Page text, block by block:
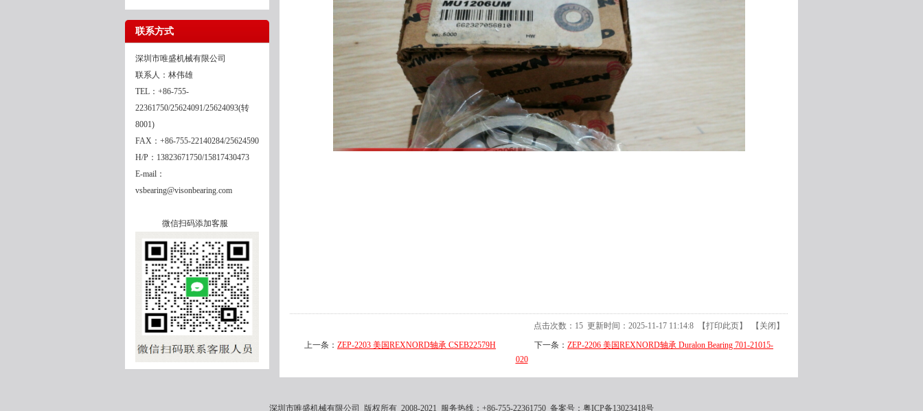
联系方式
深圳市唯盛机械有限公司
联系人：林伟雄
TEL：+86-755-
22361750/25624091/25624093(转
8001)
FAX：+86-755-22140284/25624590
H/P：13823671750/15817430473
E-mail：
vsbearing@visonbearing.com
微信扫码添加客服
点击次数： 15 更新时间：2025-11-17 11:14:8 【打印此页】 【 关闭 】
上一条： ZEP-2203 美国REXNORD轴承 CSEB22579H 下一条： ZEP-2206 美国REXNORD轴承 Duralon Bearing 701-21015-
020
深圳市唯盛机械有限公司 版权所有 2008-2021 服务热线：+86-755-22361750 备案号： 粤ICP备13023418号